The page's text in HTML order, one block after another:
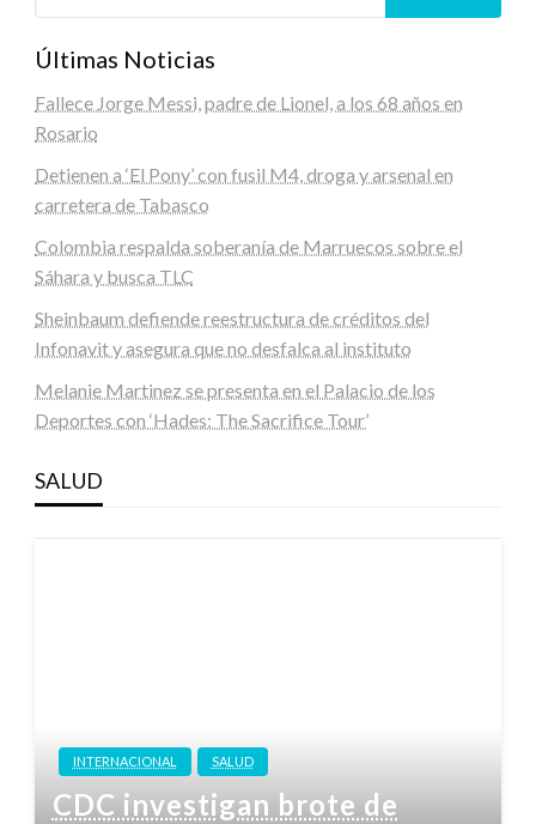
Últimas Noticias
Fallece Jorge Messi, padre de Lionel, a los 68 años en
Rosario
Detienen a ‘El Pony’ con fusil M4, droga y arsenal en
carretera de Tabasco
Colombia respalda soberanía de Marruecos sobre el
Sáhara y busca TLC
Sheinbaum defiende reestructura de créditos del
Infonavit y asegura que no desfalca al instituto
Melanie Martinez se presenta en el Palacio de los
Deportes con ‘Hades: The Sacrifice Tour’
SALUD
INTERNACIONAL SALUD
CDC investigan brote de